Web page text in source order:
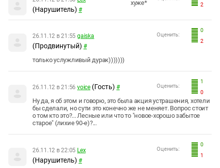
2
(Нарушитель) #
хуже*
0
2
Оценить:
26.11.12 в 21:55 gaiska
(Продвинутый) #
только услужливый дурак)))))))
1
0
Оценить:
26.11.12 в 21:56 voice (Гость) #
Ну да, я об этом и говорю, это была акция устрашения, хотели
бы сделали, но сути это конечно же не меняет. Вопрос стоит
о том кто это?... Лесные или что то "новое-хорошо забытое
старое" (лихие 90-е)?...
0
1
Оценить:
26.11.12 в 22:05 Leх
(Нарушитель) #